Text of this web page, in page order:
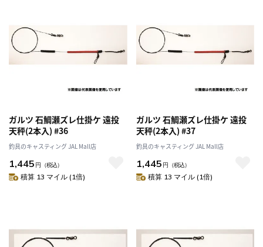
ガルツ 石鯛瀬ズレ仕掛ケ 遠投
天秤(2本入) #36
釣具のキャスティング JAL Mall店
1,445 円 （税込）
積算 13 マイル (1倍)
ガルツ 石鯛瀬ズレ仕掛ケ 遠投
天秤(2本入) #37
釣具のキャスティング JAL Mall店
1,445 円 （税込）
積算 13 マイル (1倍)